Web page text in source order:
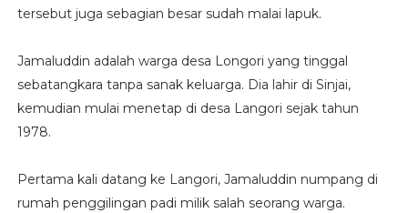
tersebut juga sebagian besar sudah malai lapuk.
Jamaluddin adalah warga desa Longori yang tinggal
sebatangkara tanpa sanak keluarga. Dia lahir di Sinjai,
kemudian mulai menetap di desa Langori sejak tahun
1978.
Pertama kali datang ke Langori, Jamaluddin numpang di
rumah penggilingan padi milik salah seorang warga.